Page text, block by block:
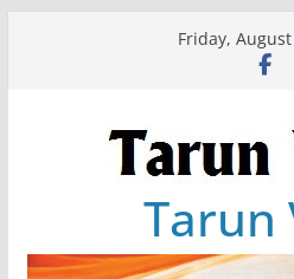
Friday,
Tarun